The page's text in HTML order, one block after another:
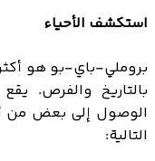
استكشف الأحياء
بروملي-باي-بو هو
بالتاريخ والفرص.
الوصول إلى بعض من
التالية: